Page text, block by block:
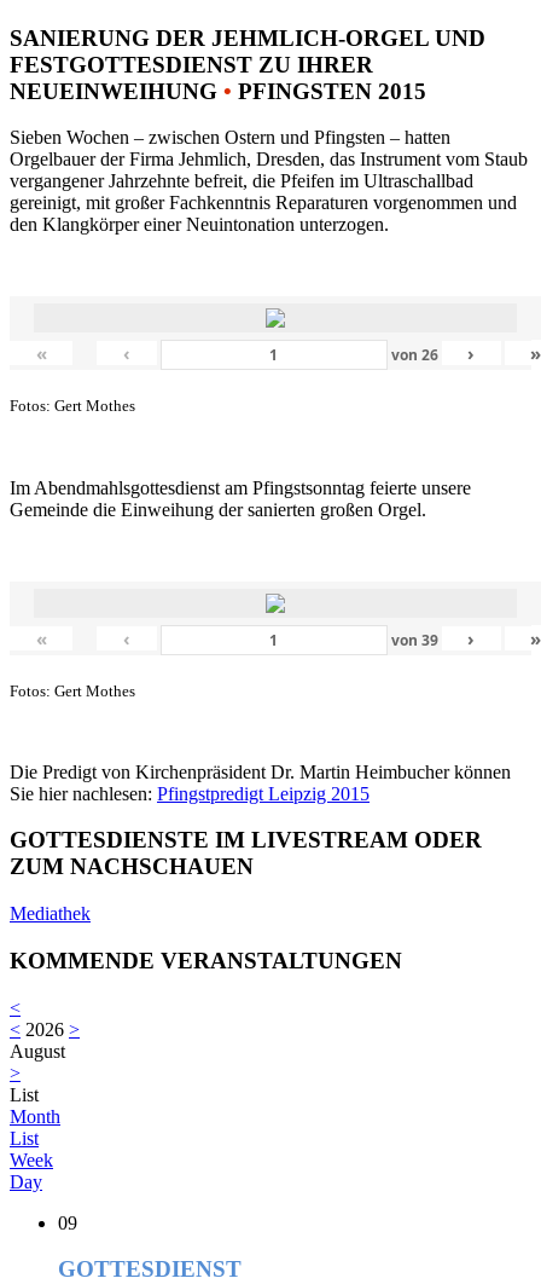
SANIERUNG DER JEHMLICH-ORGEL UND
FESTGOTTESDIENST ZU IHRER
NEUEINWEIHUNG • PFINGSTEN 2015
Sieben Wochen – zwischen Ostern und Pfingsten – hatten
Orgelbauer der Firma Jehmlich, Dresden, das Instrument vom Staub
vergangener Jahrzehnte befreit, die Pfeifen im Ultraschallbad
gereinigt, mit großer Fachkenntnis Reparaturen vorgenommen und
den Klangkörper einer Neuintonation unterzogen.
« ‹ von 26 › »
Fotos: Gert Mothes
Im Abendmahlsgottesdienst am Pfingstsonntag feierte unsere
Gemeinde die Einweihung der sanierten großen Orgel.
« ‹ von 39 › »
Fotos: Gert Mothes
Die Predigt von Kirchenpräsident Dr. Martin Heimbucher können
Sie hier nachlesen: Pfingstpredigt Leipzig 2015
GOTTESDIENSTE IM LIVESTREAM ODER
ZUM NACHSCHAUEN
Mediathek
KOMMENDE VERANSTALTUNGEN
<
< 2026 >
August
>
List
Month
List
Week
Day
09
GOTTESDIENST